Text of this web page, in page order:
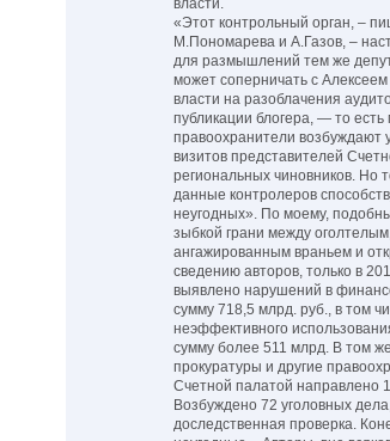
власти.
«Этот контрольный орган, –
М.Пономарева и А.Газов, –
для размышлений тем же
может соперничать с
власти на разоблачения
публикации блогера, — то
правоохранители возбуждают
визитов представителей
региональных чиновников. Но
данные контролеров
неугодных». По моему,
зыбкой грани между
ангажированным враньем и
сведению авторов, только в
выявлено нарушений в
сумму 718,5 млрд. руб., в том
неэффективного
сумму более 511 млрд. В том
прокуратуры и другие
Счетной палатой направлено
Возбуждено 72 уголовных
доследственная проверка.